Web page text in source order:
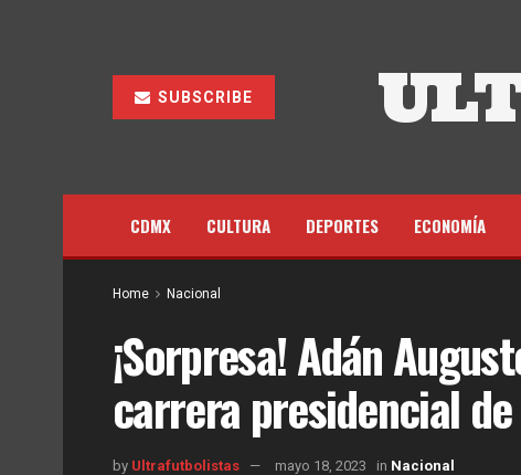
SUBSCRIBE
CDMX CULTURA DEPORTES ECONOMÍA
Home Nacional
¡Sorpresa! Adán
carrera presidencial
by Ultrafutbolistas mayo 18, 2023 in Nacional